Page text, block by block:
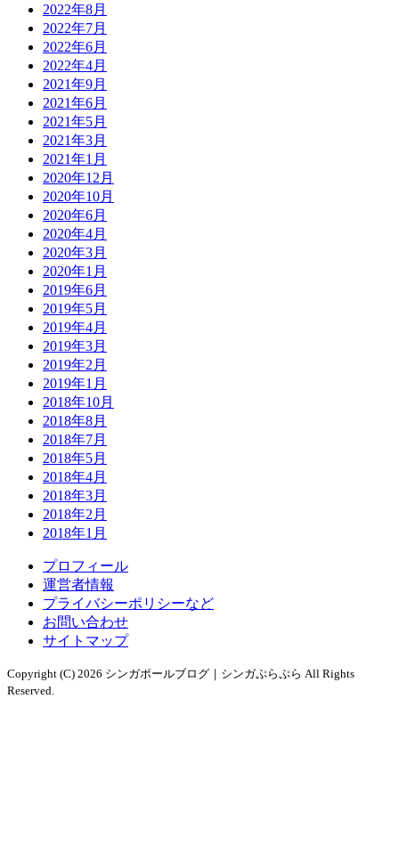
2022年8月
2022年7月
2022年6月
2022年4月
2021年9月
2021年6月
2021年5月
2021年3月
2021年1月
2020年12月
2020年10月
2020年6月
2020年4月
2020年3月
2020年1月
2019年6月
2019年5月
2019年4月
2019年3月
2019年2月
2019年1月
2018年10月
2018年8月
2018年7月
2018年5月
2018年4月
2018年3月
2018年2月
2018年1月
プロフィール
運営者情報
プライバシーポリシーなど
お問い合わせ
サイトマップ
Copyright (C) 2026 シンガポールブログ｜シンガぷらぷら All Rights
Reserved.